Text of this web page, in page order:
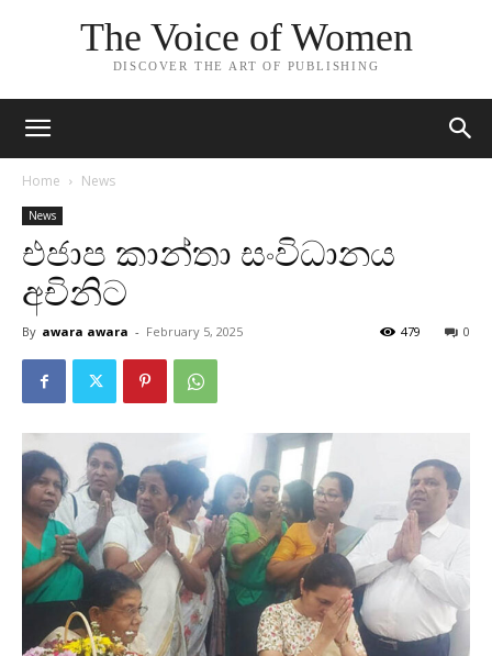
The Voice of Women
DISCOVER THE ART OF PUBLISHING
Home News
News
එජාප කාන්තා සංවිධානය
අචිනිට
By awara awara - February 5, 2025 0
479